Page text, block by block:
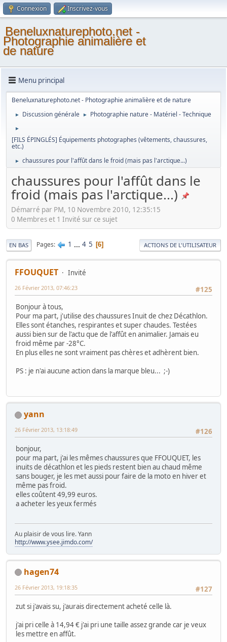
Connexion Inscrivez-vous
Beneluxnaturephoto.net -
Photographie animalière et
de nature
Menu principal
Beneluxnaturephoto.net - Photographie animalière et de nature
► Discussion générale ► Photographie nature - Matériel - Technique
►
[FILS ÉPINGLÉS] Équipements photographes (vêtements, chaussures,
etc.)
► chaussures pour l'affût dans le froid (mais pas l'arctique...)
chaussures pour l'affût dans le
froid (mais pas l'arctique...)
Démarré par PM, 10 Novembre 2010, 12:35:15
0 Membres et 1 Invité sur ce sujet
EN BAS Pages 1 ... 4 5 6 ACTIONS DE L'UTILISATEUR
FFOUQUET
Invité
#125
26 Février 2013, 07:46:23
Bonjour à tous,
Pour ma part, j'utilise des chaussures Inuit de chez Décathlon.
Elles sont étanches, respirantes et super chaudes. Testées
aussi bien sur de l'actu que de l'affût en animalier. Jamais eu
froid même par -28°C.
En plus elles ne sont vraiment pas chères et adhèrent bien.
PS : je n'ai aucune action dans la marque bleu... ;-)
yann
#126
26 Février 2013, 13:18:49
bonjour,
pour ma part, j'ai les mêmes chaussures que FFOUQUET, les
inuits de décathlon et les pieds restent bien au chaud même
sans bouger, je les met aussi pour faire de la moto en hiver et
même pas froid.
elles coûtent 49,99 euros.
a acheter les yeux fermés
Au plaisir de vous lire. Yann
http://www.ysee.jimdo.com/
hagen74
#127
26 Février 2013, 19:18:35
zut si j'avais su, j'aurais directement acheté celle là.
j'ai pri celle à 14,94 € j'ai pri une taille assez grande car je veux
les mettre en affût.